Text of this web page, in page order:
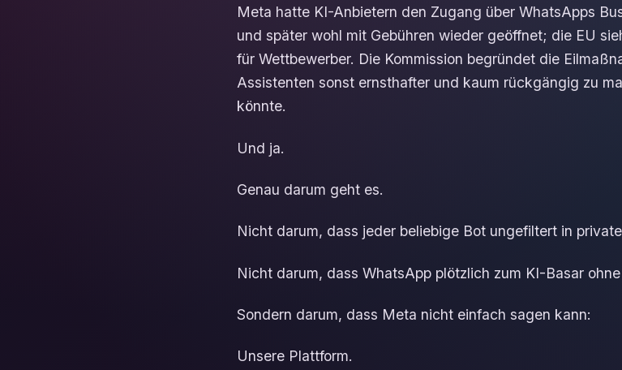
Meta hatte KI-Anbietern den Zugang über WhatsApps
und später wohl mit Gebühren wieder geöffnet; die EU
für Wettbewerber. Die Kommission begründet die
Assistenten sonst ernsthafter und kaum rückgängig zu
könnte.
Und ja.
Genau darum geht es.
Nicht darum, dass jeder beliebige Bot ungefiltert in
Nicht darum, dass WhatsApp plötzlich zum KI-Basar
Sondern darum, dass Meta nicht einfach sagen kann:
Unsere Plattform.